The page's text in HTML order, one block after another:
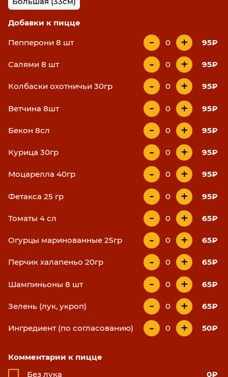
Добавки к пицце
Пепперони 8 шт - 0 + 95₽
Салями 8 шт - 0 + 95₽
Колбаски охотничьи 30гр - 0 + 95₽
Ветчина 8шт - 0 + 95₽
Бекон 8сл - 0 + 95₽
Курица 30гр - 0 + 95₽
Моцарелла 40гр - 0 + 95₽
Фетакса 25 гр - 0 + 95₽
Томаты 4 сл - 0 + 65₽
Огурцы маринованные 25гр - 0 + 65₽
Перчик халапеньо 20гр - 0 + 65₽
Шампиньоны 8 шт - 0 + 65₽
Зелень (лук, укроп) - 0 + 65₽
Ингредиент (по согласованию) - 0 + 50₽
Комментарии к пицце
Без лука
0₽